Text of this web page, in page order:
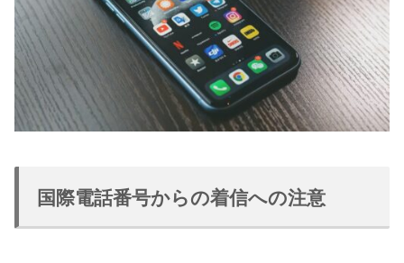
国際電話番号からの着信への注意